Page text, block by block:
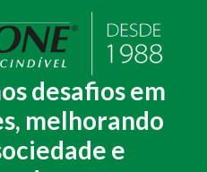
desafios em
melhorando
e